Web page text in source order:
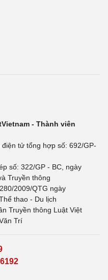
- Thành viên
tử tổng hợp số: 692/GP-
số: 322/GP - BC, ngày
Truyền thông
2009/QTG ngày
thao - Du lịch
Truyền thông Luật Việt
Trí